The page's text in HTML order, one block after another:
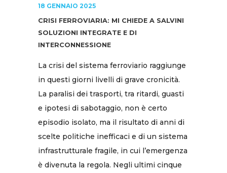
18 GENNAIO 2025
CRISI FERROVIARIA: MI CHIEDE A SALVINI
SOLUZIONI INTEGRATE E DI
INTERCONNESSIONE
La crisi del sistema ferroviario raggiunge
in questi giorni livelli di grave cronicità.
La paralisi dei trasporti, tra ritardi, guasti
e ipotesi di sabotaggio, non è certo
episodio isolato, ma il risultato di anni di
scelte politiche inefficaci e di un sistema
infrastrutturale fragile, in cui l’emergenza
è divenuta la regola. Negli ultimi cinque